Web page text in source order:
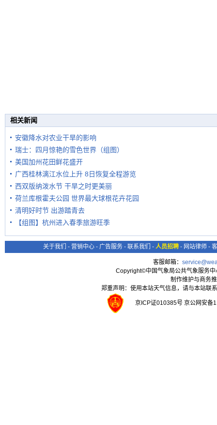
相关新闻
安徽降水对农业干旱的影响
瑞士：四月惊艳的雪色世界（组图）
美国加州花田鲜花盛开
广西桂林漓江水位上升 8日恢复全程游览
西双版纳泼水节 干旱之时更美丽
荷兰库根霍夫公园 世界最大球根花卉花园
清明好时节 出游踏青去
【组图】杭州进入春季旅游旺季
关于我们 - 营销中心 - 广告服务 - 联系我们 - 人员招聘 - 网站律师 -
客服邮箱：
Copyright©中国气象局公共气象服务
制作维护与商务
郑重声明：使用本站天气信息，请与本站联
京ICP证010385号 京公网安备